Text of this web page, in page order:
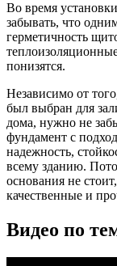
Во время
забывать, что
герметичность
понизятся.
Независимо от
был выбран для
дома, нужно не
фундамент с
надежность,
всему зданию.
основания не
качественные и
Видео по